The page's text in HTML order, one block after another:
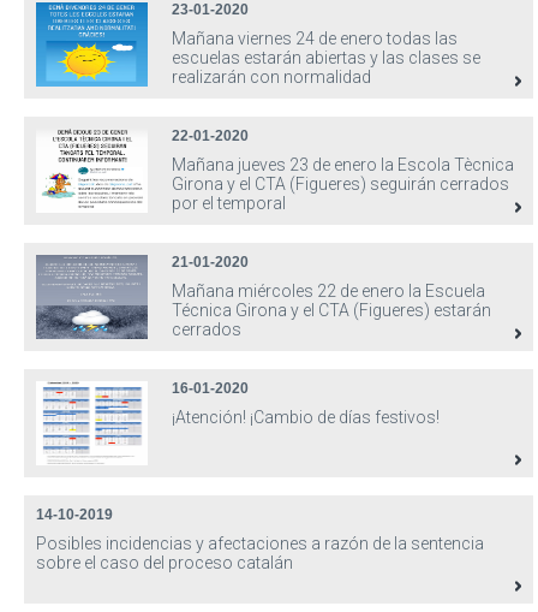
23-01-2020
Mañana viernes 24 de enero todas las
escuelas estarán abiertas y las clases se
realizarán con normalidad
22-01-2020
Mañana jueves 23 de enero la Escola Tècnica
Girona y el CTA (Figueres) seguirán cerrados
por el temporal
21-01-2020
Mañana miércoles 22 de enero la Escuela
Técnica Girona y el CTA (Figueres) estarán
cerrados
16-01-2020
¡Atención! ¡Cambio de días festivos!
14-10-2019
Posibles incidencias y afectaciones a razón de la sentencia
sobre el caso del proceso catalán